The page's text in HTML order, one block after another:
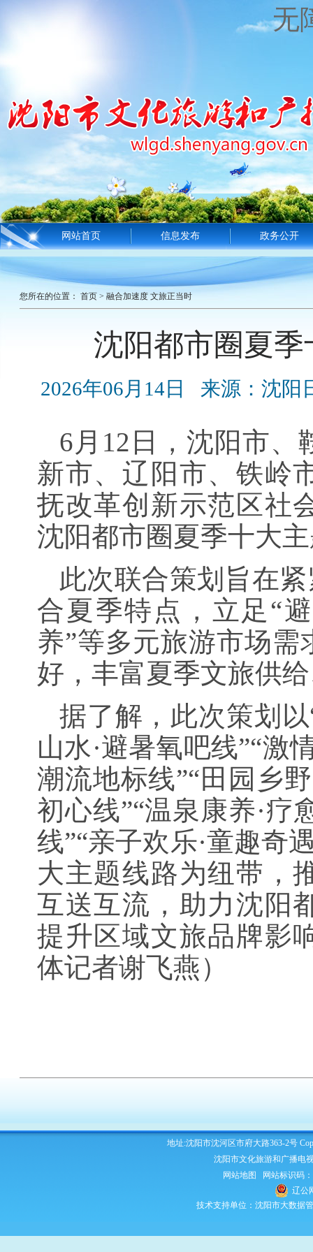
无
网站首页 信息发布 政务公开
您所在的位置： 首页 > 融合加速度 文旅正当时
沈阳都市圈夏
2026年06月14日 来源：沈阳
6月12日，沈阳市、
新市、辽阳市、铁岭
抚改革创新示范区社
沈阳都市圈夏季十大
此次联合策划旨在
合夏季特点，立足“
养”等多元旅游市场
好，丰富夏季文旅供
据了解，此次策划
山水·避暑氧吧线”“激
潮流地标线”“田园乡
初心线”“温泉康养·疗
线”“亲子欢乐·童趣奇
大主题线路为纽带，
互送互流，助力沈阳
提升区域文旅品牌影
体记者谢飞燕）
地址:沈阳市沈河区市府大路363-2号
沈阳市文化旅游和广播电
网站地图
网站标识码
辽公
技术支持单位：沈阳市大数据